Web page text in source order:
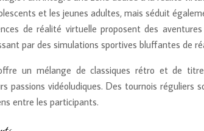
et les jeunes adultes, mais séduit
de réalité virtuelle proposent des
par des simulations sportives bluffantes de
un mélange de classiques rétro et de
passions vidéoludiques. Des tournois réguliers
entre les participants.